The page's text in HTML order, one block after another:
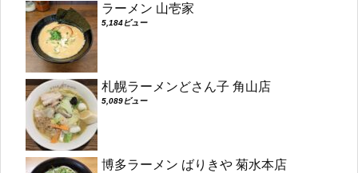
ラーメン 山壱家
5,184ビュー
札幌ラーメンどさん子 角山店
5,089ビュー
博多ラーメン ばりきや 菊水本店